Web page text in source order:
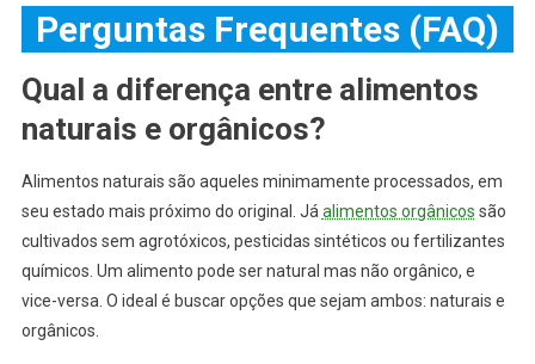
Perguntas Frequentes (FAQ)
Qual a diferença entre alimentos
naturais e orgânicos?
Alimentos naturais são aqueles minimamente processados, em
seu estado mais próximo do original. Já alimentos orgânicos são
cultivados sem agrotóxicos, pesticidas sintéticos ou fertilizantes
químicos. Um alimento pode ser natural mas não orgânico, e
vice-versa. O ideal é buscar opções que sejam ambos: naturais e
orgânicos.